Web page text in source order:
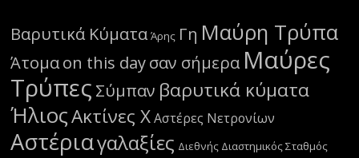
Βαρυτικά Κύματα Άρης Γη Μαύρη Τρύπα
Άτομαon this dayσαν σήμερα Μαύρες
Τρύπες Σύμπαν βαρυτικά κύματα
ΉλιοςΑκτίνες Χ Αστέρες Νετρονίων
Αστέριαγαλαξίες Διεθνής Διαστημικός Σταθμός